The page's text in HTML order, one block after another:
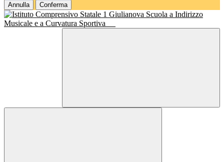
Annulla Conferma
Scuola a Indirizzo
Musicale e a Curvatura Sportiva